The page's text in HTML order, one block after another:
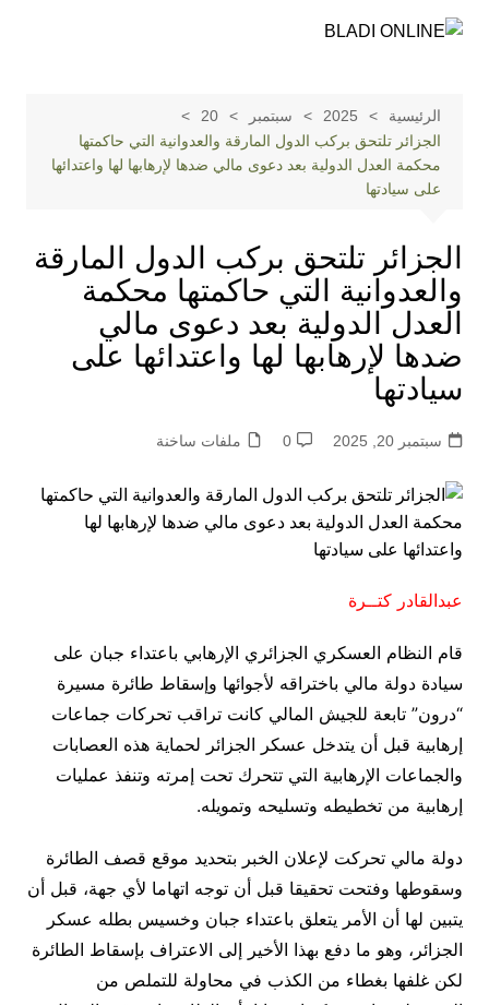
الرئيسية 2025 سبتمبر
20
الجزائر تلتحق بركب الدول المارقة والعدوانية التي حاكمتها
محكمة العدل الدولية بعد دعوى مالي ضدها لإرهابها لها واعتدائها
على سيادتها
الجزائر تلتحق بركب الدول المارقة
والعدوانية التي حاكمتها محكمة
العدل الدولية بعد دعوى مالي
ضدها لإرهابها لها واعتدائها على
سيادتها
سبتمبر 20, 2025 0 ملفات ساخنة
عبدالقادر كتــرة
قام النظام العسكري الجزائري الإرهابي باعتداء جبان على
سيادة دولة مالي باختراقه لأجوائها وإسقاط طائرة مسيرة
“درون” تابعة للجيش المالي كانت تراقب تحركات جماعات
إرهابية قبل أن يتدخل عسكر الجزائر لحماية هذه العصابات
والجماعات الإرهابية التي تتحرك تحت إمرته وتنفذ عمليات
إرهابية من تخطيطه وتسليحه وتمويله.
دولة مالي تحركت لإعلان الخبر بتحديد موقع قصف الطائرة
وسقوطها وفتحت تحقيقا قبل أن توجه اتهاما لأي جهة، قبل أن
يتبين لها أن الأمر يتعلق باعتداء جبان وخسيس بطله عسكر
الجزائر، وهو ما دفع بهذا الأخير إلى الاعتراف بإسقاط الطائرة
لكن غلفها بغطاء من الكذب في محاولة للتملص من